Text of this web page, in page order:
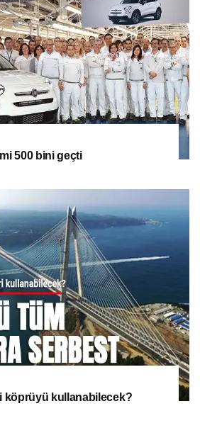
500 bini geçti
köprüyü kullanabilecek?